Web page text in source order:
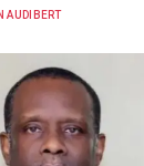
AUDIBERT